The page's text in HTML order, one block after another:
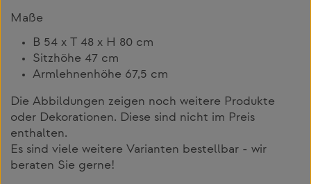
Maße
B 54 x T 48 x H 80 cm
Sitzhöhe 47 cm
Armlehnenhöhe 67,5 cm
Die Abbildungen zeigen noch weitere Produkte
oder Dekorationen. Diese sind nicht im Preis
enthalten.
Es sind viele weitere Varianten bestellbar - wir
beraten Sie gerne!